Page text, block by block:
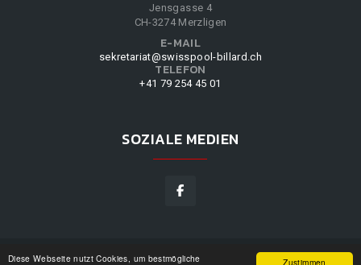
Zustimmen
Diese Webseite nutzt Cookies, um bestmögliche
Jensgasse 4
CH-3274 Merzligen
E-MAIL
sekretariat@swisspool-billard.ch
TELEFON
+41 79 254 45 01
SOZIALE MEDIEN
SWISSPOOL©2026|DESIGN BY UNSERE